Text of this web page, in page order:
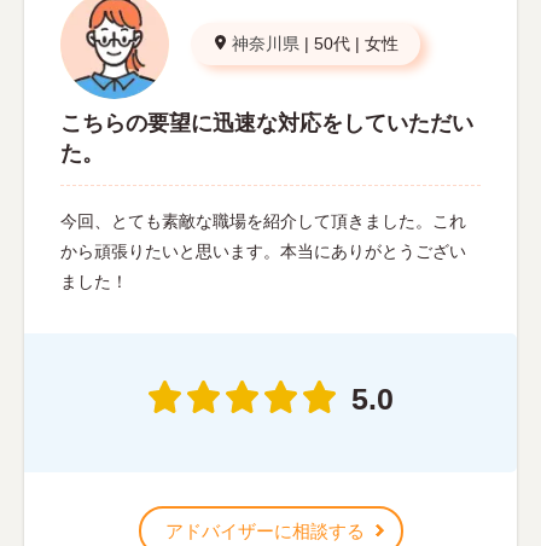
神奈川県 | 50代 | 女性
こちらの要望に迅速な対応をしていただい
た。
今回、とても素敵な職場を紹介して頂きました。これ
から頑張りたいと思います。本当にありがとうござい
ました！
5.0
アドバイザーに相談する